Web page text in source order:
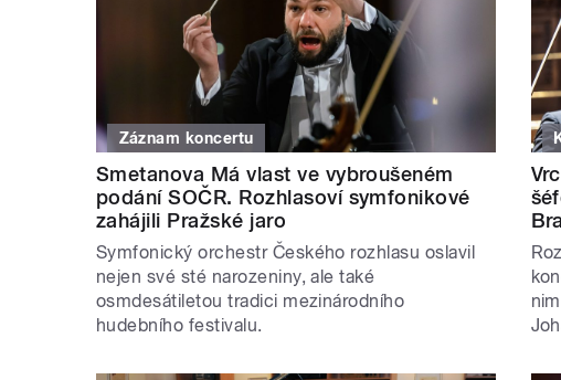
Záznam koncertu
Smetanova Má vlast ve vybroušeném
podání SOČR. Rozhlasoví symfonikové
zahájili Pražské jaro
Symfonický orchestr Českého rozhlasu oslavil
nejen své sté narozeniny, ale také
osmdesátiletou tradici mezinárodního
hudebního festivalu.